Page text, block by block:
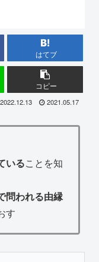
はてブ
コピー
2022.12.13 2021.05.17
いることを知
問われる由縁
す